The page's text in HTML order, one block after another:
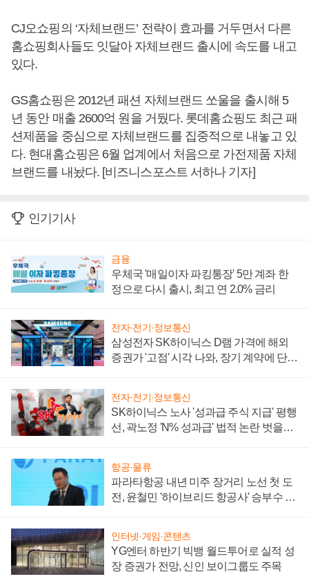
CJ오쇼핑의 ‘자체브랜드’ 전략이 효과를 거두면서 다른
홈쇼핑회사들도 잇달아 자체브랜드 출시에 속도를 내고
있다.
GS홈쇼핑은 2012년 패션 자체브랜드 쏘울을 출시해 5
년 동안 매출 2600억 원을 거뒀다. 롯데홈쇼핑도 최근 패
션제품을 중심으로 자체브랜드를 집중적으로 내놓고 있
다. 현대홈쇼핑은 6월 업계에서 처음으로 가전제품 자체
브랜드를 내놨다. [비즈니스포스트 서하나 기자]
인기기사
금융
우체국 '매일이자 파킹통장' 5만 계좌 한
정으로 다시 출시, 최고 연 2.0% 금리
전자·전기·정보통신
삼성전자 SK하이닉스 D램 가격에 해외
증권가 '고점' 시각 나와, 장기 계약에 단점
전자·전기·정보통신
SK하이닉스 노사 '성과급 주식 지급' 평행
선, 곽노정 'N% 성과급' 법적 논란 벗을지
항공·물류
파라타항공 내년 미주 장거리 노선 첫 도
전, 윤철민 '하이브리드 항공사' 승부수 통
인터넷·게임·콘텐츠
YG엔터 하반기 빅뱅 월드투어로 실적 성
장 증권가 전망, 신인 보이그룹도 주목